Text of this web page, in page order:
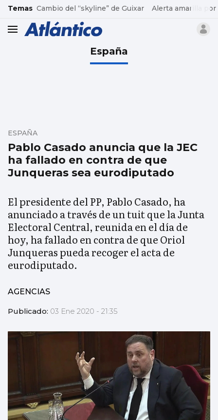
common.go-to-content
Temas Cambio del “skyline” de Guixar Alerta amarilla por
header.menu.open
España
Pablo Casado anuncia que la JEC
ha fallado en contra de que
Junqueras sea eurodiputado
ESPAÑA
El presidente del PP, Pablo Casado, ha
anunciado a través de un tuit que la Junta
Electoral Central, reunida en el día de
hoy, ha fallado en contra de que Oriol
Junqueras pueda recoger el acta de
eurodiputado.
AGENCIAS
Publicado: 03 Ene 2020 - 21:35